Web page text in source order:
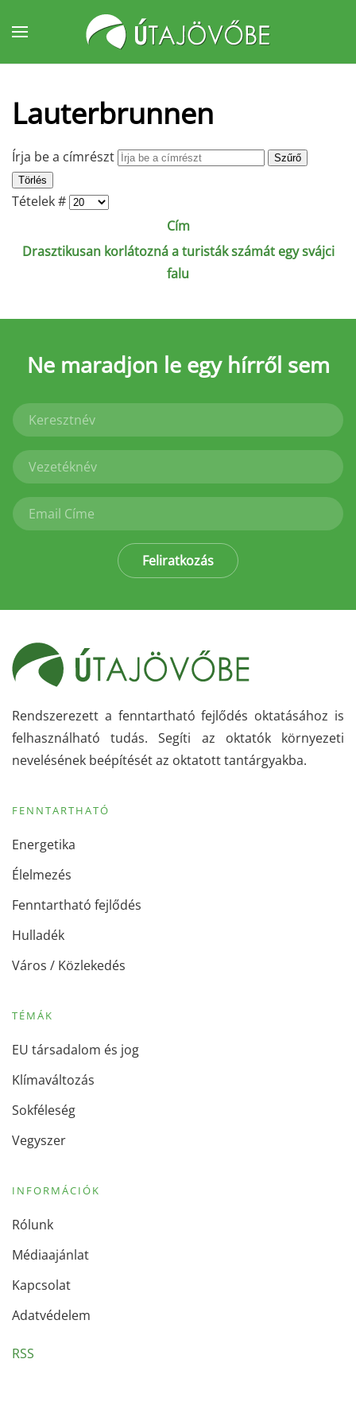
Fő tartalom átugrása
Lauterbrunnen
Írja be a címrészt
Szűrő
Törlés
Tételek #
Cím
Drasztikusan korlátozná a turisták számát egy svájci
falu
Ne maradjon le egy hírről sem
Feliratkozás
Rendszerezett a fenntartható fejlődés oktatásához is
felhasználható tudás. Segíti az oktatók környezeti
nevelésének beépítését az oktatott tantárgyakba.
FENNTARTHATÓ
Energetika
Élelmezés
Fenntartható fejlődés
Hulladék
Város / Közlekedés
TÉMÁK
EU társadalom és jog
Klímaváltozás
Sokféleség
Vegyszer
INFORMÁCIÓK
Rólunk
Médiaajánlat
Kapcsolat
Adatvédelem
RSS